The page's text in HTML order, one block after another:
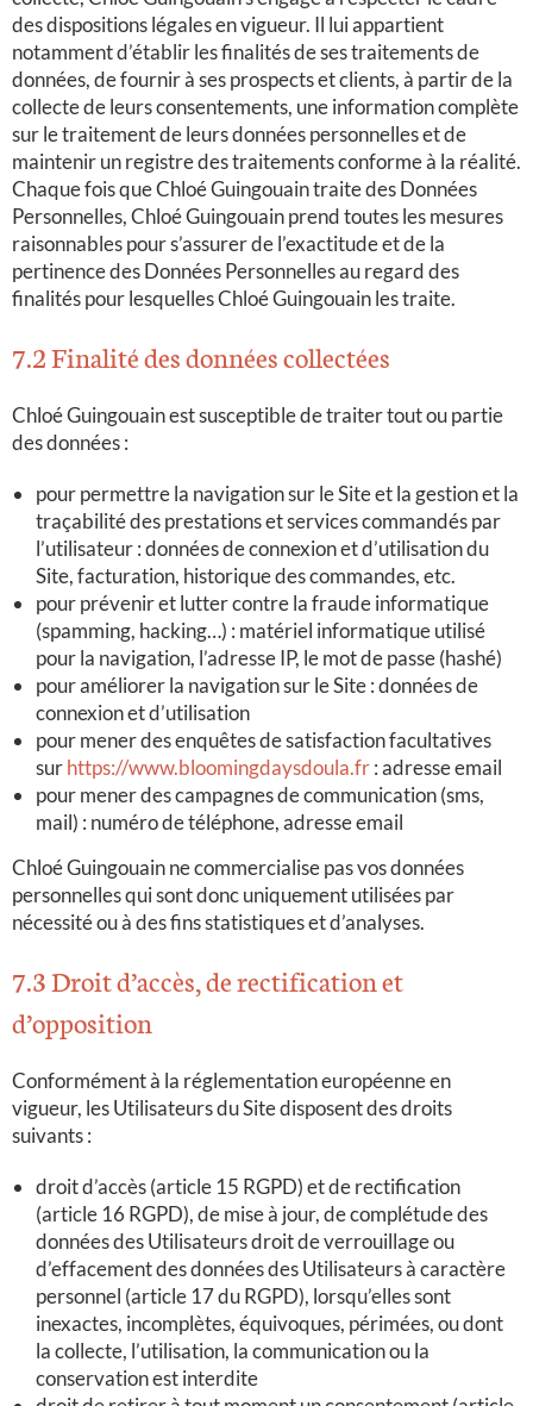
des dispositions légales en vigueur. Il lui appartient
notamment d’établir les finalités de ses traitements de
données, de fournir à ses prospects et clients, à partir de la
collecte de leurs consentements, une information complète
sur le traitement de leurs données personnelles et de
maintenir un registre des traitements conforme à la réalité.
Chaque fois que Chloé Guingouain traite des Données
Personnelles, Chloé Guingouain prend toutes les mesures
raisonnables pour s’assurer de l’exactitude et de la
pertinence des Données Personnelles au regard des
finalités pour lesquelles Chloé Guingouain les traite.
7.2 Finalité des données collectées
Chloé Guingouain est susceptible de traiter tout ou partie
des données :
pour permettre la navigation sur le Site et la gestion et la
traçabilité des prestations et services commandés par
l’utilisateur : données de connexion et d’utilisation du
Site, facturation, historique des commandes, etc.
pour prévenir et lutter contre la fraude informatique
(spamming, hacking…) : matériel informatique utilisé
pour la navigation, l’adresse IP, le mot de passe (hashé)
pour améliorer la navigation sur le Site : données de
connexion et d’utilisation
pour mener des enquêtes de satisfaction facultatives
surhttps://www.bloomingdaysdoula.fr: adresse email
pour mener des campagnes de communication (sms,
mail) : numéro de téléphone, adresse email
Chloé Guingouain ne commercialise pas vos données
personnelles qui sont donc uniquement utilisées par
nécessité ou à des fins statistiques et d’analyses.
7.3 Droit d’accès, de rectification et
d’opposition
Conformément à la réglementation européenne en
vigueur, les Utilisateurs du Sitedisposent des droits
suivants :
droit d’accès (article 15 RGPD) et de rectification
(article 16 RGPD), de mise à jour, de complétude des
données des Utilisateurs droit de verrouillage ou
d’effacement des données des Utilisateurs à caractère
personnel (article 17 du RGPD), lorsqu’elles sont
inexactes, incomplètes, équivoques, périmées, ou dont
la collecte, l’utilisation, la communication ou la
conservation est interdite